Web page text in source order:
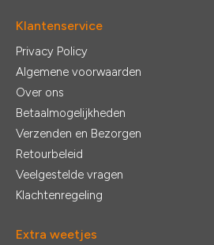
Klantenservice
Privacy Policy
Algemene voorwaarden
Over ons
Betaalmogelijkheden
Verzenden en Bezorgen
Retourbeleid
Veelgestelde vragen
Klachtenregeling
Extra weetjes